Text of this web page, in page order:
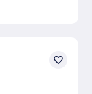
favorite_border